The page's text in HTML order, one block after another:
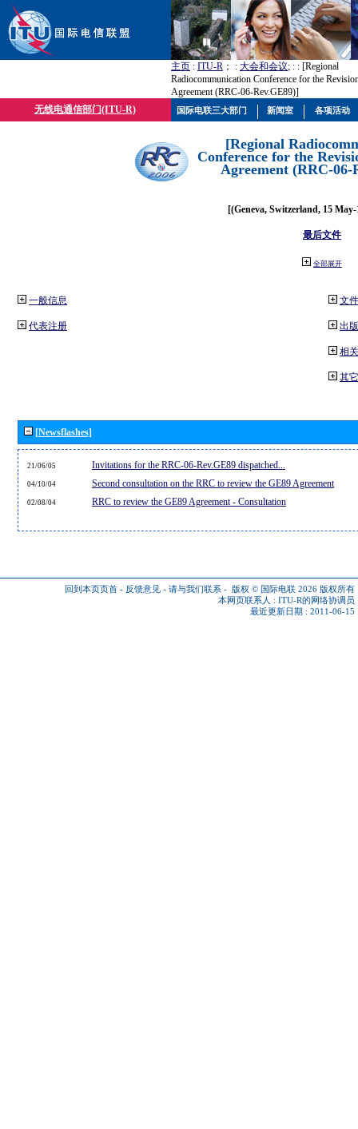
主页 : ITU-R ； : 大会和会议; : : [Regional
Radiocommunication Conference for the
Agreement (RRC-06-Rev.GE89)]
无线电通信部门(ITU-R)
[Regional
Conference for the
Agreement (RRC-06-
[(Geneva, Switzerland, 15
最后文件
全部展开
一般信息
代表注册
文件
出
相
其
[Newsflashes]
21/06/05 Invitations for the RRC-06-Rev.GE89 dispatched...
04/10/04 Second consultation on the RRC to review the GE89 Agreement
02/08/04 RRC to review the GE89 Agreement - Consultation
回到本页页首 - 反馈意见 - 请与我们联系 - 版权 © 国际电联 2026 版权所有
本网页联系人 : ITU-R的网络协调员
最近更新日期 : 2011-06-15
国际电联三大部门 新闻室 各项活动